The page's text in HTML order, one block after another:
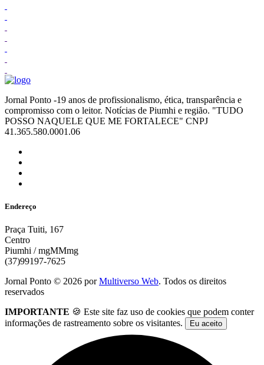
Jornal Ponto -19 anos de profissionalismo, ética, transparência e
compromisso com o leitor. Notícias de Piumhi e região. "TUDO
POSSO NAQUELE QUE ME FORTALECE" CNPJ
41.365.580.0001.06
Endereço
Praça Tuiti, 167
Centro
Piumhi / mgMMmg
(37)99197-7625
Jornal Ponto © 2026 porMultiverso Web. Todos os direitos
reservados
IMPORTANTE 🍪 Este site faz uso de cookies que podem conter
informações de rastreamento sobre os visitantes.
Eu aceito